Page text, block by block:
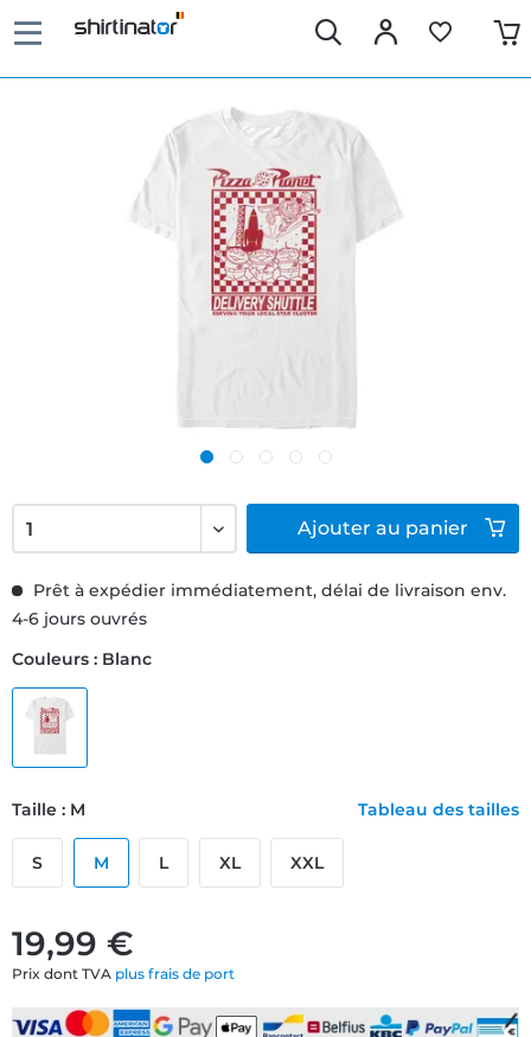
19,99 €
Prix dont TVA plus frais de port
Prêt à expédier immédiatement, délai de livraison env.
4-6 jours ouvrés
Couleurs : Blanc
Taille : M Tableau des tailles
S M L XL XXL
Ajouter au panier